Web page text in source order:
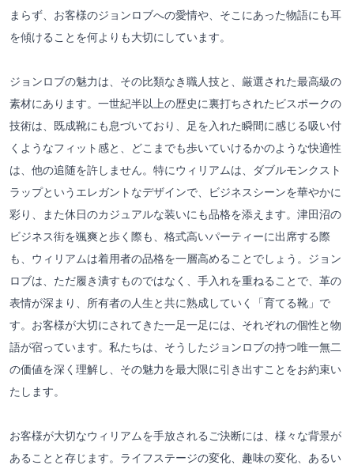
まらず、お客様のジョンロブへの愛情や、そこにあった物語にも耳
を傾けることを何よりも大切にしています。
ジョンロブの魅力は、その比類なき職人技と、厳選された最高級の
素材にあります。一世紀半以上の歴史に裏打ちされたビスポークの
技術は、既成靴にも息づいており、足を入れた瞬間に感じる吸い付
くようなフィット感と、どこまでも歩いていけるかのような快適性
は、他の追随を許しません。特にウィリアムは、ダブルモンクスト
ラップというエレガントなデザインで、ビジネスシーンを華やかに
彩り、また休日のカジュアルな装いにも品格を添えます。津田沼の
ビジネス街を颯爽と歩く際も、格式高いパーティーに出席する際
も、ウィリアムは着用者の品格を一層高めることでしょう。ジョン
ロブは、ただ履き潰すものではなく、手入れを重ねることで、革の
表情が深まり、所有者の人生と共に熟成していく「育てる靴」で
す。お客様が大切にされてきた一足一足には、それぞれの個性と物
語が宿っています。私たちは、そうしたジョンロブの持つ唯一無二
の価値を深く理解し、その魅力を最大限に引き出すことをお約束い
たします。
お客様が大切なウィリアムを手放されるご決断には、様々な背景が
あることと存じます。ライフステージの変化、趣味の変化、あるい